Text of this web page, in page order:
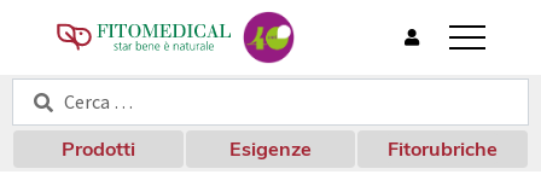
T
o
g
l
e
Cerca:
Cerca
Prodotti Esigenze Fitorubriche